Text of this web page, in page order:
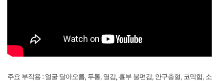
주요 부작용 : 얼굴 달아오름, 두통, 열감, 흉부 불편감, 안구충혈, 코막힘, 소